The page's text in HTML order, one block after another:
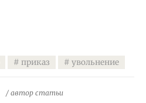
приказ увольнение
/ автор статьи